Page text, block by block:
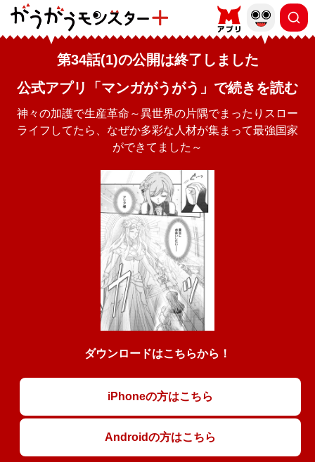
第34話(1)の公開は終了しました
公式アプリ「マンガがうがう」で続きを読む
神々の加護で生産革命～異世界の片隅でまったりスロー
ライフしてたら、なぜか多彩な人材が集まって最強国家
ができてました～
ダウンロードはこちらから！
iPhoneの方はこちら
Androidの方はこちら